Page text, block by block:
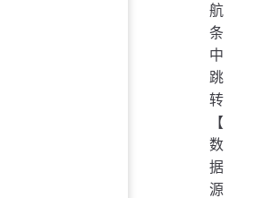
航
条
中
跳
转
【
数
据
源